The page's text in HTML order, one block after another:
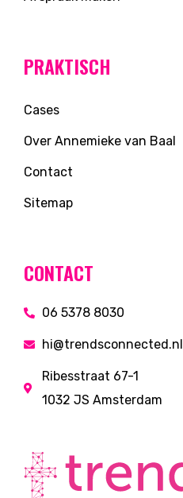
PRAKTISCH
Cases
Over Annemieke van Baal
Contact
Sitemap
CONTACT
06 5378 8030
hi@trendsconnected.nl
Ribesstraat 67-1
1032 JS Amsterdam